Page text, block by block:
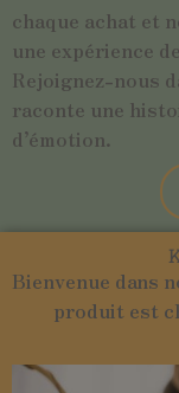
chaque achat et
une expérience
Rejoignez-nous
raconte une
d’émotion.
Bienvenue dans
produit est